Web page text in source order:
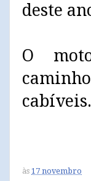
deste
O
cabíveis.
às 17 novembro